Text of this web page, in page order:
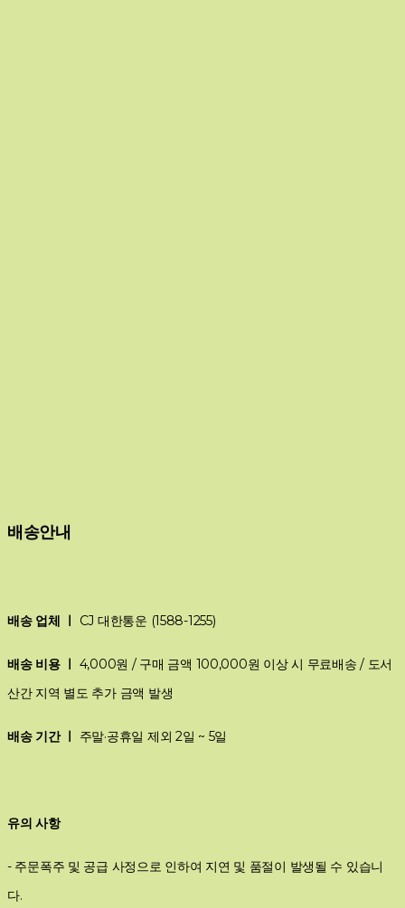
배송안내
배송 업체 ㅣ CJ 대한통운 (1588-1255)
배송 비용 ㅣ 4,000원 / 구매 금액 100,000원 이상 시 무료배송 / 도서
산간 지역 별도 추가 금액 발생
배송 기간 ㅣ 주말·공휴일 제외 2일 ~ 5일
유의 사항
- 주문폭주 및 공급 사정으로 인하여 지연 및 품절이 발생될 수 있습니
다.